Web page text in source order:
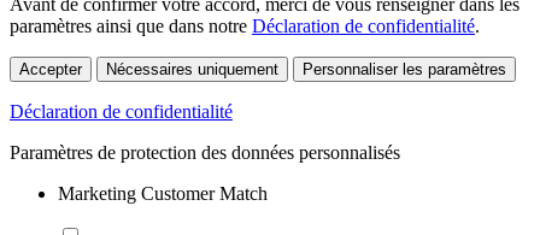
Avant de confirmer votre accord, merci de vous renseigner dans les
paramètres ainsi que dans notre Déclaration de confidentialité.
Accepter Nécessaires uniquement Personnaliser les paramètres
Déclaration de confidentialité
Paramètres de protection des données personnalisés
Marketing Customer Match